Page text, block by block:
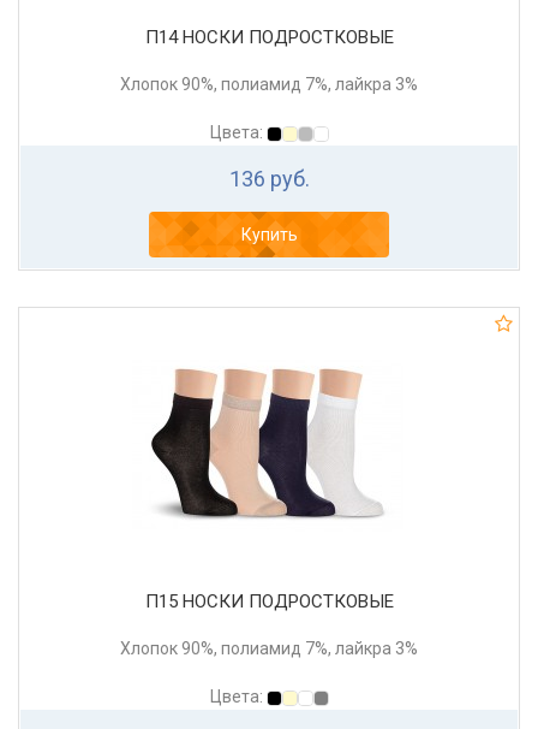
П14 НОСКИ ПОДРОСТКОВЫЕ
Хлопок 90%, полиамид 7%, лайкра 3%
Цвета:
136 руб.
Купить
П15 НОСКИ ПОДРОСТКОВЫЕ
Хлопок 90%, полиамид 7%, лайкра 3%
Цвета: